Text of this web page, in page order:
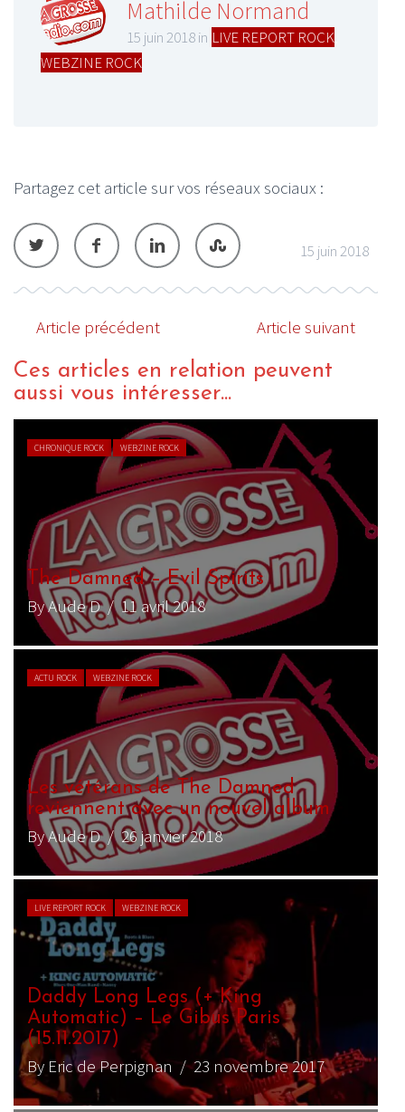
Mathilde Normand
15 juin 2018 in LIVE REPORT ROCK
WEBZINE ROCK
Partagez cet article sur vos réseaux sociaux :
15 juin 2018
Article précédent Article suivant
Ces articles en relation peuvent
aussi vous intéresser...
CHRONIQUE ROCK WEBZINE ROCK
The Damned – Evil Spirits
By Aude D/ 11 avril 2018
ACTU ROCK WEBZINE ROCK
Les vétérans de The Damned
reviennent avec un nouvel album
By Aude D/ 26 janvier 2018
LIVE REPORT ROCK WEBZINE ROCK
Daddy Long Legs (+ King
Automatic) – Le Gibus Paris
(15.11.2017)
By Eric de Perpignan / 23 novembre 2017